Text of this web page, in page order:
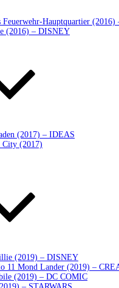
Feuerwehr-Hauptquartier
(2016) – DISNEY
(2017) – IDEAS
(2017)
(2019) – DISNEY
11 Mond Lander (2019) –
(2019) – DC COMIC